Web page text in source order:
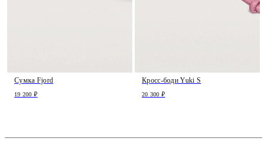
Сумка Fjord
19 200 ₽
Кросс-боди Yuki S
20 300 ₽